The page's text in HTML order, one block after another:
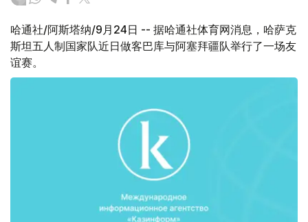
哈通社/阿斯塔纳/9月24日 -- 据哈通社体育网消息，哈萨克
斯坦五人制国家队近日做客巴库与阿塞拜疆队举行了一场友
谊赛。